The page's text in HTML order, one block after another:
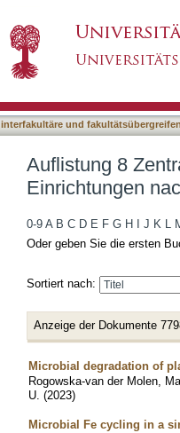
interfakultäre und
Auflistung 8
Einrichtungen
0-9 A B C D E F G H J K L
Oder geben Sie die ersten
Sortiert nach:
Anzeige der Dokumente
Microbial degradation of
Rogowska-van der Molen,
U. (2023)
Microbial Fe cycling in a